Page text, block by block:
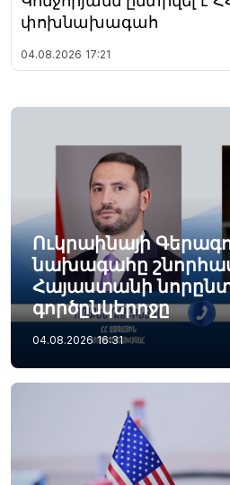
փոխնախագահ
04.08.2026 17:21
Ուկրաինայի
նախագահը
Հայաստանի
գործընկերոջը
04.08.2026 16:31